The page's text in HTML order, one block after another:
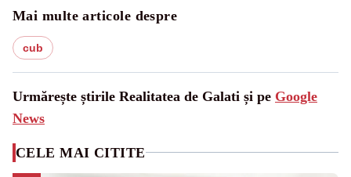
Mai multe articole despre
cub
Urmărește știrile Realitatea de Galati și pe Google
News
CELE MAI CITITE